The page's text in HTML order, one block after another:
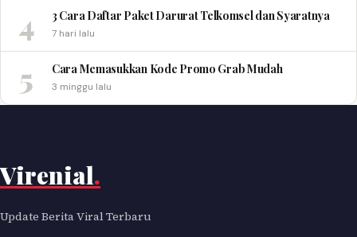
4 3 Cara Daftar Paket Darurat Telkomsel dan Syaratnya
7 hari lalu
5 Cara Memasukkan Kode Promo Grab Mudah
3 minggu lalu
Virenial.
Update Berita Viral Terbaru